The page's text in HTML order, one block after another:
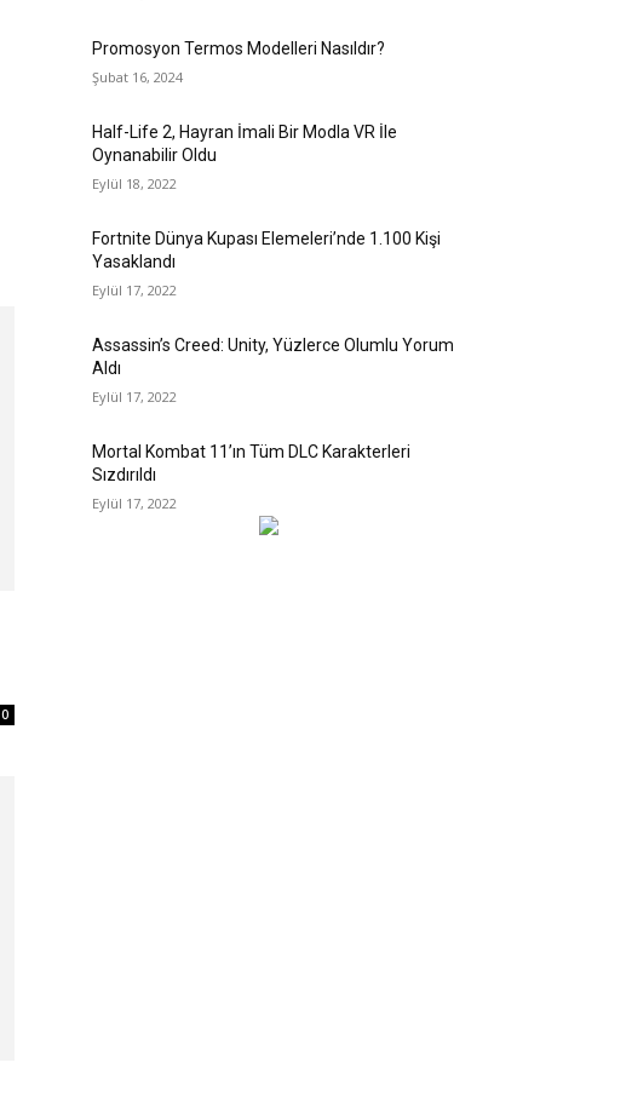
0
Promosyon Termos Modelleri Nasıldır?
Şubat 16, 2024
Half-Life 2, Hayran İmali Bir Modla VR İle
Oynanabilir Oldu
Eylül 18, 2022
Fortnite Dünya Kupası Elemeleri’nde 1.100 Kişi
Yasaklandı
Eylül 17, 2022
Assassin’s Creed: Unity, Yüzlerce Olumlu Yorum
Aldı
Eylül 17, 2022
Mortal Kombat 11’ın Tüm DLC Karakterleri
Sızdırıldı
Eylül 17, 2022